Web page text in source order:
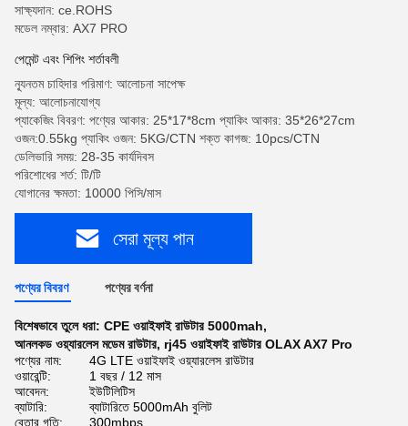
সাক্ষ্যদান: ce.ROHS
মডেল নম্বার: AX7 PRO
পেমেন্ট এবং শিপিং শর্তাবলী
ন্যূনতম চাহিদার পরিমাণ: আলোচনা সাপেক্ষ
মূল্য: আলোচনাযোগ্য
প্যাকেজিং বিবরণ: পণ্যের আকার: 25*17*8cm প্যাকিং আকার: 35*26*27cm
ওজন:0.55kg প্যাকিং ওজন: 5KG/CTN শক্ত কাগজ: 10pcs/CTN
ডেলিভারি সময়: 28-35 কার্যদিবস
পরিশোধের শর্ত: টি/টি
যোগানের ক্ষমতা: 10000 পিসি/মাস
সেরা মূল্য পান
পণ্যের বিবরণ পণ্যের বর্ণনা
বিশেষভাবে তুলে ধরা: CPE ওয়াইফাই রাউটার 5000mah,
আনলকড ওয়্যারলেস মডেম রাউটার, rj45 ওয়াইফাই রাউটার OLAX AX7 Pro
পণ্যের নাম:
4G LTE ওয়াইফাই ওয়্যারলেস রাউটার
ওয়ারেন্টি:
1 বছর / 12 মাস
আবেদন:
ইউটিলিটিস
ব্যাটারি:
ব্যাটারিতে 5000mAh বুলিট
বেতার গতি:
300mbps